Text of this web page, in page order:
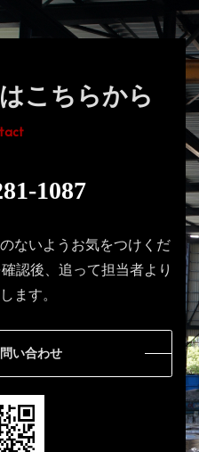
こちらから
1087
ないようお気をつけくだ
認後、追って担当者より
ます。
い合わせ